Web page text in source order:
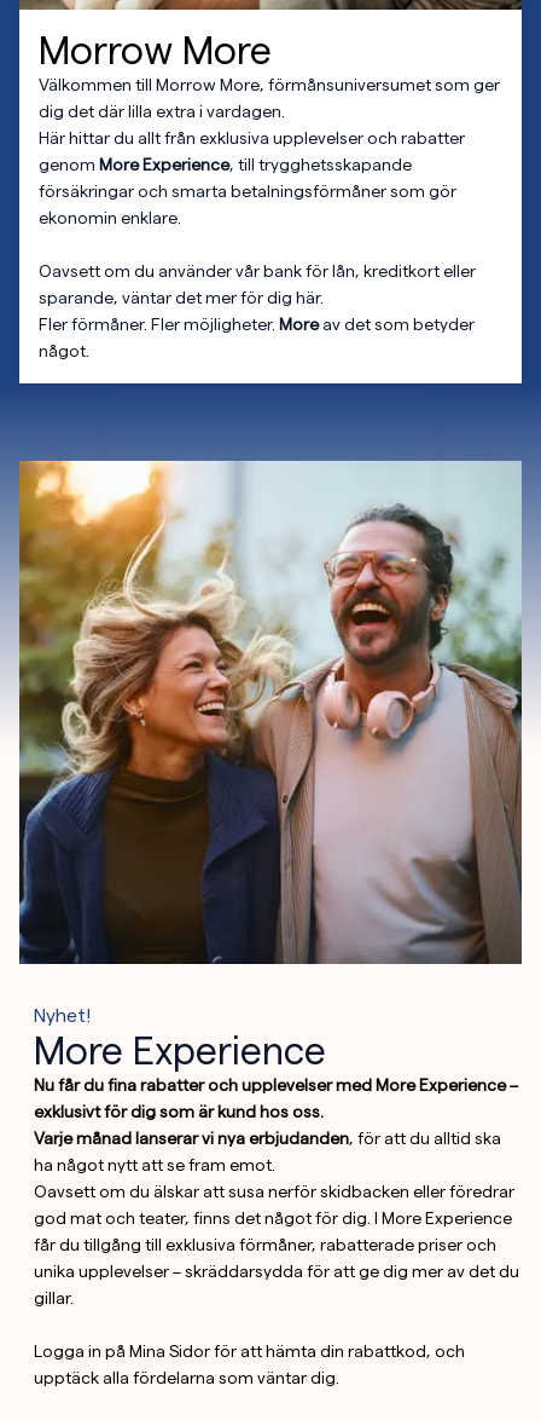
Morrow More
Välkommen till Morrow More, förmånsuniversumet som ger
dig det där lilla extra i vardagen.
Här hittar du allt från exklusiva upplevelser och rabatter
genom More Experience, till trygghetsskapande
försäkringar och smarta betalningsförmåner som gör
ekonomin enklare.
Oavsett om du använder vår bank för lån, kreditkort eller
sparande, väntar det mer för dig här.
Fler förmåner. Fler möjligheter. Moreav det som betyder
något.
Nyhet!
More Experience
Nu får du fina rabatter och upplevelser med More Experience –
exklusivt för dig som är kund hos oss.
Varje månad lanserar vi nya erbjudanden, för att du alltid ska
ha något nytt att se fram emot.
Oavsett om du älskar att susa nerför skidbacken eller föredrar
god mat och teater, finns det något för dig. I More Experience
får du tillgång till exklusiva förmåner, rabatterade priser och
unika upplevelser – skräddarsydda för att ge dig mer av det du
gillar.
Logga in på Mina Sidor för att hämta din rabattkod, och
upptäck alla fördelarna som väntar dig.